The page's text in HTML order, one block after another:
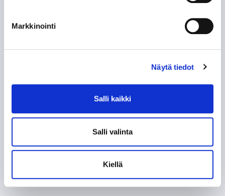
Markkinointi
Näytä tiedot
Salli kaikki
Salli valinta
Kiellä